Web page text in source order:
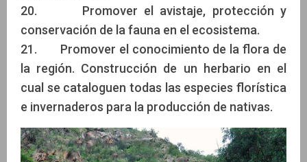
20. Promover el avistaje, protección y
conservación de la fauna en el ecosistema.
21. Promover el conocimiento de la flora de
la región. Construcción de un herbario en el
cual se cataloguen todas las especies florística
e invernaderos para la producción de nativas.